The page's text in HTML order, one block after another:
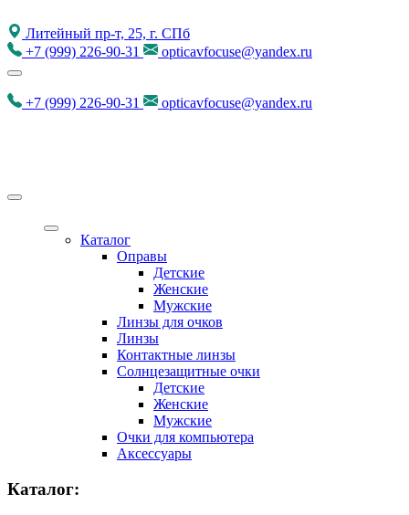
Литейный пр-т, 25, г. СПб
+7 (999) 226-90-31 opticavfocuse@yandex.ru
+7 (999) 226-90-31 opticavfocuse@yandex.ru
Каталог
Оправы
Детские
Женские
Мужские
Линзы для очков
Линзы
Контактные линзы
Солнцезащитные очки
Детские
Женские
Мужские
Очки для компьютера
Аксессуары
Каталог: